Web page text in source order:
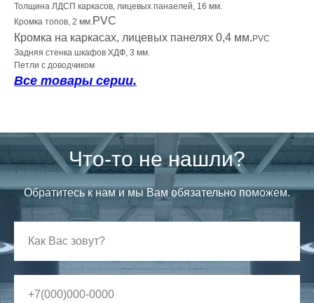
Толщина ЛДСП каркасов, лицевых панаелей, 16 мм.
Кромка топов, 2 мм.PVC
Кромка на каркасах, лицевых панелях 0,4 мм. PVC
Задняя стенка шкафов ХДФ, 3 мм.
Петли с доводчиком
Все товары серии.
Что-то не нашли?
Обратитесь к нам и мы Вам обязательно поможем.